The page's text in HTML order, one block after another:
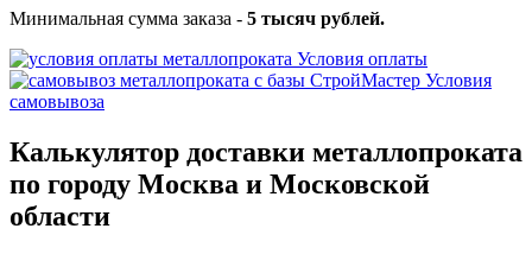
Минимальная сумма заказа - 5 тысяч рублей.
Условия оплаты
Условия
самовывоза
Калькулятор доставки металлопроката
по городу Москва и Московской
области